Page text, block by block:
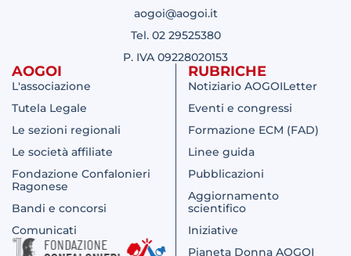
aogoi@aogoi.it
Tel. 02 29525380
P. IVA 09228020153
AOGOI
L'associazione
Tutela Legale
Le sezioni regionali
Le società affiliate
Fondazione Confalonieri
Ragonese
Bandi e concorsi
Comunicati
RUBRICHE
Notiziario AOGOILetter
Eventi e congressi
Formazione ECM (FAD)
Linee guida
Pubblicazioni
Aggiornamento
scientifico
Iniziative
Pianeta Donna AOGOI